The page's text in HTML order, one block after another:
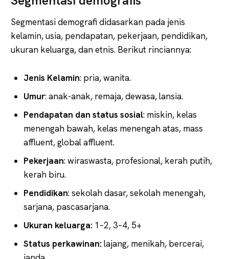
Segmentasi demografi didasarkan pada jenis
kelamin, usia, pendapatan, pekerjaan, pendidikan,
ukuran keluarga, dan etnis. Berikut rinciannya:
Jenis Kelamin: pria, wanita.
Umur: anak-anak, remaja, dewasa, lansia.
Pendapatan dan status sosial: miskin, kelas
menengah bawah, kelas menengah atas, mass
affluent, global affluent.
Pekerjaan: wiraswasta, profesional, kerah putih,
kerah biru.
Pendidikan: sekolah dasar, sekolah menengah,
sarjana, pascasarjana.
Ukuran keluarga: 1–2, 3–4, 5+
Status perkawinan:lajang, menikah, bercerai,